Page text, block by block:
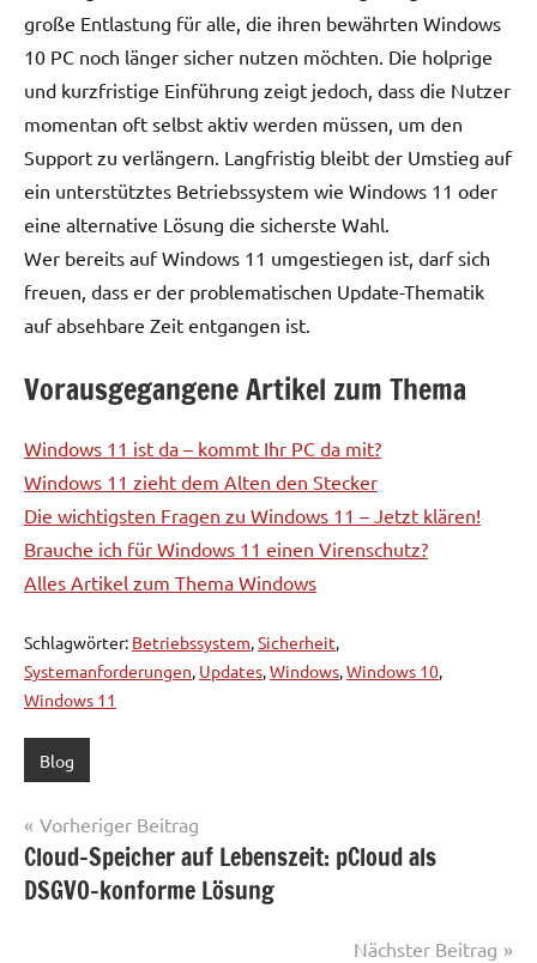
große Entlastung für alle, die ihren bewährten Windows
10 PC noch länger sicher nutzen möchten. Die holprige
und kurzfristige Einführung zeigt jedoch, dass die Nutzer
momentan oft selbst aktiv werden müssen, um den
Support zu verlängern. Langfristig bleibt der Umstieg auf
ein unterstütztes Betriebssystem wie Windows 11 oder
eine alternative Lösung die sicherste Wahl.
Wer bereits auf Windows 11 umgestiegen ist, darf sich
freuen, dass er der problematischen Update-Thematik
auf absehbare Zeit entgangen ist.
Vorausgegangene Artikel zum Thema
Windows 11 ist da – kommt Ihr PC da mit?
Windows 11 zieht dem Alten den Stecker
Die wichtigsten Fragen zu Windows 11 – Jetzt klären!
Brauche ich für Windows 11 einen Virenschutz?
Alles Artikel zum Thema Windows
Schlagwörter: Betriebssystem,Sicherheit,
Systemanforderungen, Updates,Windows,Windows 10,
Windows 11
Blog
Beitragsnavigation
Vorheriger Beitrag
Cloud-Speicher auf Lebenszeit: pCloud als
DSGVO-konforme Lösung
Nächster Beitrag